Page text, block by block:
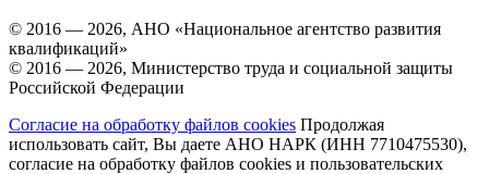
© 2016 — 2026, АНО «Национальное агентство развития
квалификаций»
© 2016 — 2026, Министерство труда и социальной защиты
Российской Федерации
Согласие на обработку файлов cookies Продолжая
использовать сайт, Вы даете АНО НАРК (ИНН 7710475530),
согласие на обработку файлов cookies и пользовательских